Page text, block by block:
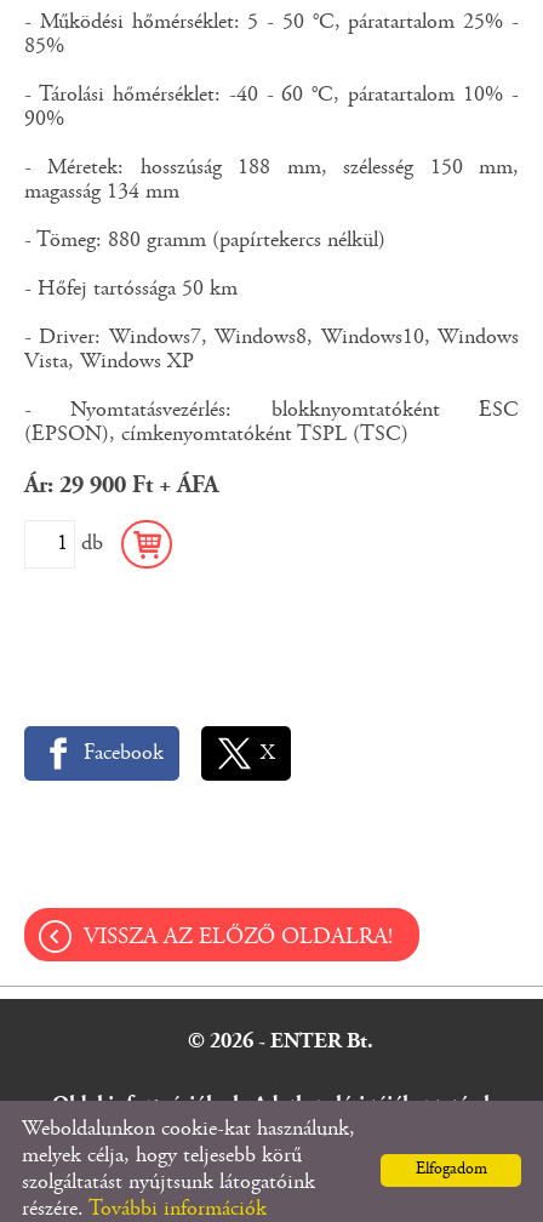
Ár: 29 900 Ft + ÁFA
db
- Működési hőmérséklet: 5 - 50 °C, páratartalom 25% -
85%
- Tárolási hőmérséklet: -40 - 60 °C, páratartalom 10% -
90%
- Méretek: hosszúság 188 mm, szélesség 150 mm,
magasság 134 mm
- Tömeg: 880 gramm (papírtekercs nélkül)
- Hőfej tartóssága 50 km
- Driver: Windows7, Windows8, Windows10, Windows
Vista, Windows XP
- Nyomtatásvezérlés: blokknyomtatóként ESC
(EPSON), címkenyomtatóként TSPL (TSC)
Facebook X
VISSZA AZ ELŐZŐ OLDALRA!
© 2026 - ENTER Bt.
Oldal információklAdatkezelési tájékoztatól
Impresszum
Elfogadom
Weboldalunkon cookie-kat használunk,
melyek célja, hogy teljesebb körű
szolgáltatást nyújtsunk látogatóink
részére. További információk